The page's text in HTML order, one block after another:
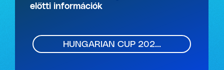
előtti információk
HUNGARIAN CUP 202...